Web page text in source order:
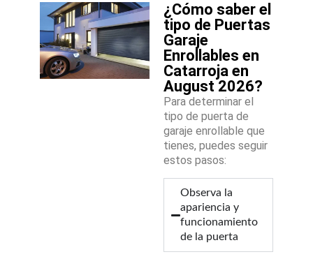
¿Cómo saber el
tipo de Puertas
Garaje
Enrollables en
Catarroja en
August 2026?
Para determinar el
tipo de puerta de
garaje enrollable que
tienes, puedes seguir
estos pasos:
Observa la
apariencia y
funcionamiento
de la puerta